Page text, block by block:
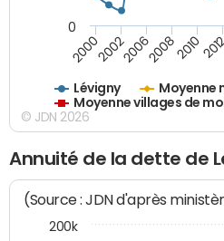
Lévigny
Moyenne
Moyenne villages de
20002002200620082010
0
© JDN 2026
Annuité de la dette de
(Source : JDN d'après
200k